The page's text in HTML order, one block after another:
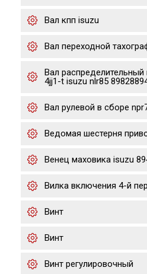
Вал кпп isuzu
Вал переходной
Вал распределительный
4jj1-t isuzu nlr85
Вал рулевой в сборе
Ведомая шестерня
Венец маховика isuzu
Вилка включения 4-й
Винт
Винт
Винт регулировочный